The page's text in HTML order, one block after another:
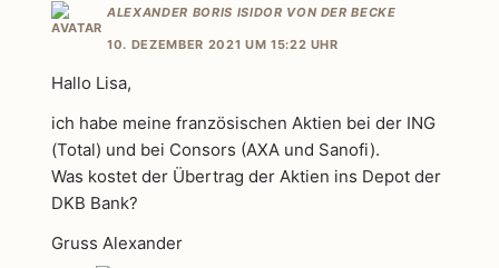
ALEXANDER BORIS ISIDOR VON DER BECKE
10. DEZEMBER 2021 UM 15:22 UHR
Hallo Lisa,
ich habe meine französischen Aktien bei der ING
(Total) und bei Consors (AXA und Sanofi).
Was kostet der Übertrag der Aktien ins Depot der
DKB Bank?
Gruss Alexander